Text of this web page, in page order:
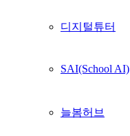
디지털튜터
SAI(School AI)
늘봄허브